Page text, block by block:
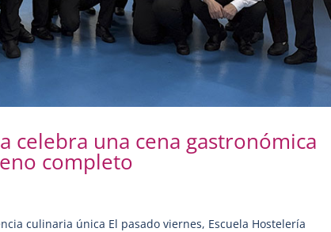
celebra una cena gastronómica
completo
culinaria única El pasado viernes, Escuela Hostelería